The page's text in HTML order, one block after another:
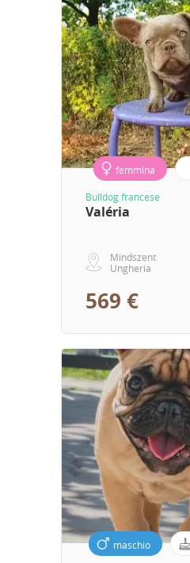
femmina
Bulldog francese
Valéria
Mindszent
Ungheria
569 €
maschio